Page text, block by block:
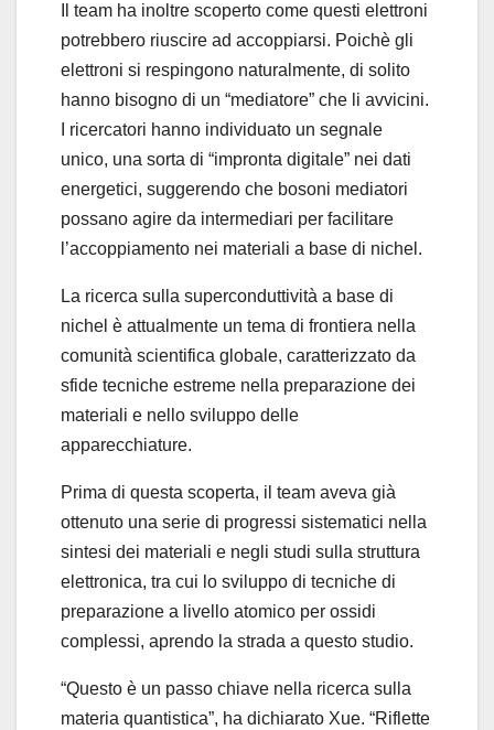
Il team ha inoltre scoperto come questi elettroni
potrebbero riuscire ad accoppiarsi. Poichè gli
elettroni si respingono naturalmente, di solito
hanno bisogno di un “mediatore” che li avvicini.
I ricercatori hanno individuato un segnale
unico, una sorta di “impronta digitale” nei dati
energetici, suggerendo che bosoni mediatori
possano agire da intermediari per facilitare
l’accoppiamento nei materiali a base di nichel.
La ricerca sulla superconduttività a base di
nichel è attualmente un tema di frontiera nella
comunità scientifica globale, caratterizzato da
sfide tecniche estreme nella preparazione dei
materiali e nello sviluppo delle
apparecchiature.
Prima di questa scoperta, il team aveva già
ottenuto una serie di progressi sistematici nella
sintesi dei materiali e negli studi sulla struttura
elettronica, tra cui lo sviluppo di tecniche di
preparazione a livello atomico per ossidi
complessi, aprendo la strada a questo studio.
“Questo è un passo chiave nella ricerca sulla
materia quantistica”, ha dichiarato Xue. “Riflette